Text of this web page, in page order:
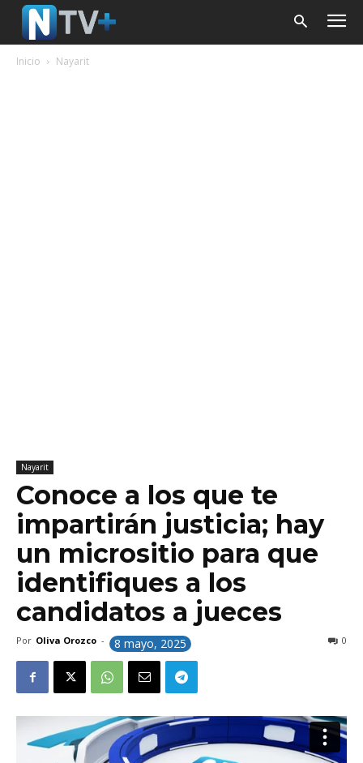
Inicio Nayarit
Nayarit
Conoce a los que te
impartirán justicia; hay
un micrositio para que
identifiques a los
candidatos a jueces
Por Oliva Orozco - 8 mayo, 2025 0